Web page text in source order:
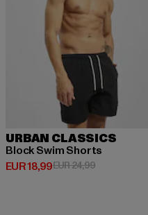
URBAN CLASSICS
Block Swim Shorts
EUR 18,99
Huidige prijs: EUR 18,99
EUR 24,99Actieprijs: